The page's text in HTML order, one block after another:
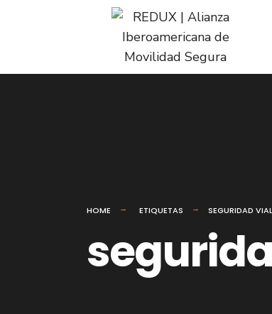
Skip
content
HOME ETIQUETAS SEGURIDAD VIAL